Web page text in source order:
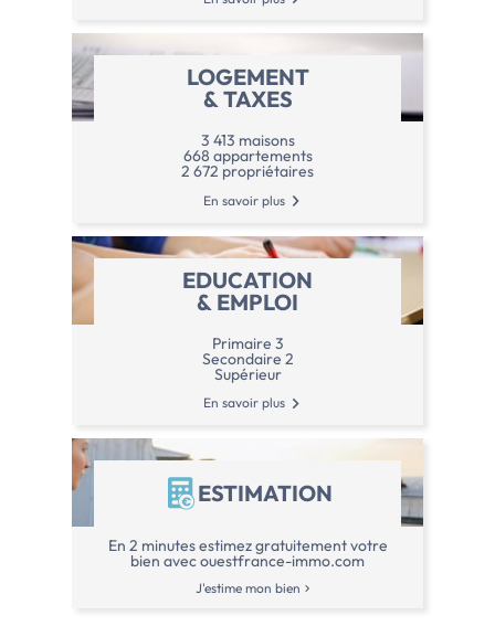
LOGEMENT
& TAXES
3 413 maisons
668 appartements
2 672 propriétaires
En savoir plus
EDUCATION
& EMPLOI
Primaire 3
Secondaire 2
Supérieur
En savoir plus
ESTIMATION
En 2 minutes estimez gratuitement votre
bien avec ouestfrance-immo.com
J'estime mon bien